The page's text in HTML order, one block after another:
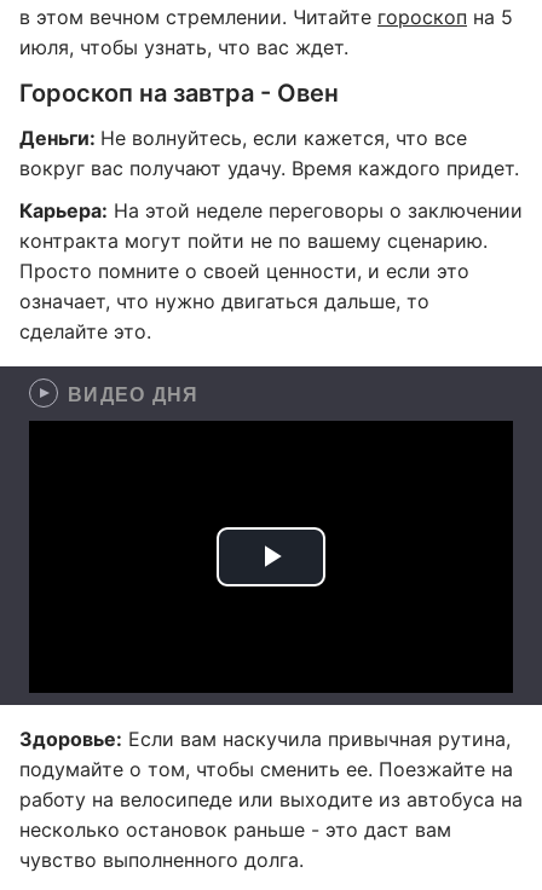
в этом вечном стремлении. Читайте гороскоп на 5
июля, чтобы узнать, что вас ждет.
Гороскоп на завтра - Овен
Деньги: Не волнуйтесь, если кажется, что все
вокруг вас получают удачу. Время каждого придет.
Карьера: На этой неделе переговоры о заключении
контракта могут пойти не по вашему сценарию.
Просто помните о своей ценности, и если это
означает, что нужно двигаться дальше, то
сделайте это.
ВИДЕО ДНЯ
Здоровье: Если вам наскучила привычная рутина,
подумайте о том, чтобы сменить ее. Поезжайте на
работу на велосипеде или выходите из автобуса на
несколько остановок раньше - это даст вам
чувство выполненного долга.